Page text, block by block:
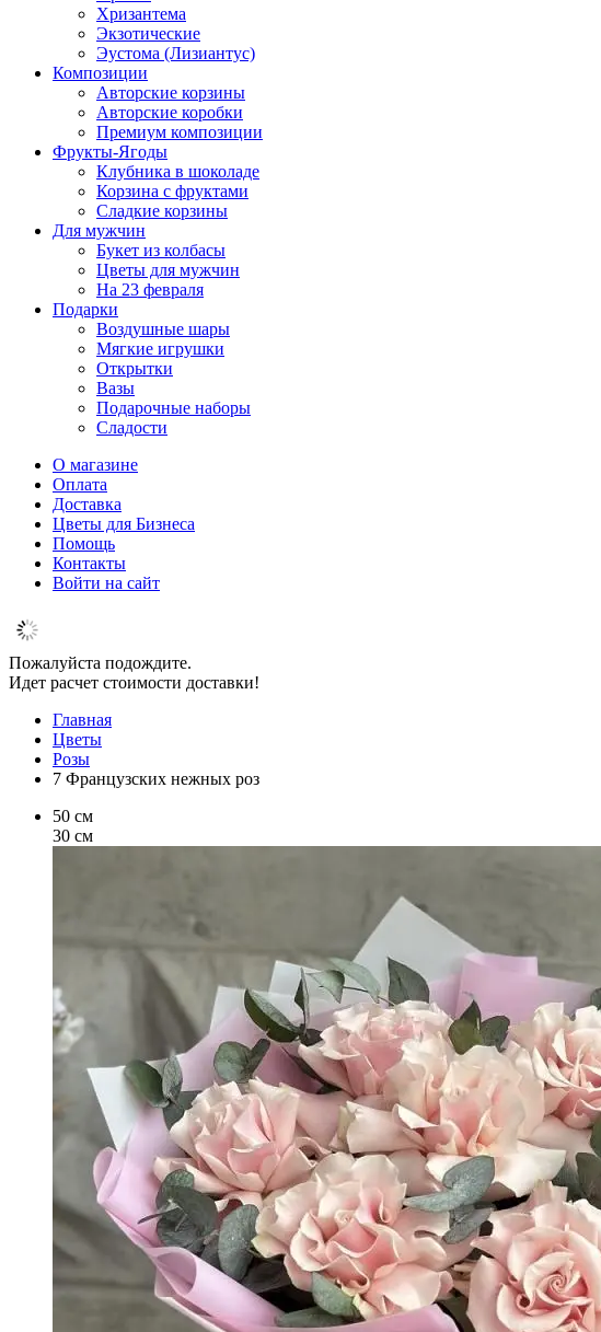
Хризантема
Экзотические
Эустома (Лизиантус)
Композиции
Авторские корзины
Авторские коробки
Премиум композиции
Фрукты-Ягоды
Клубника в шоколаде
Корзина с фруктами
Сладкие корзины
Для мужчин
Букет из колбасы
Цветы для мужчин
На 23 февраля
Подарки
Воздушные шары
Мягкие игрушки
Открытки
Вазы
Подарочные наборы
Сладости
О магазине
Оплата
Доставка
Цветы для Бизнеса
Помощь
Контакты
Войти на сайт
Пожалуйста подождите.
Идет расчет стоимости доставки!
Главная
Цветы
Розы
7 Французских нежных роз
50 см
30 см